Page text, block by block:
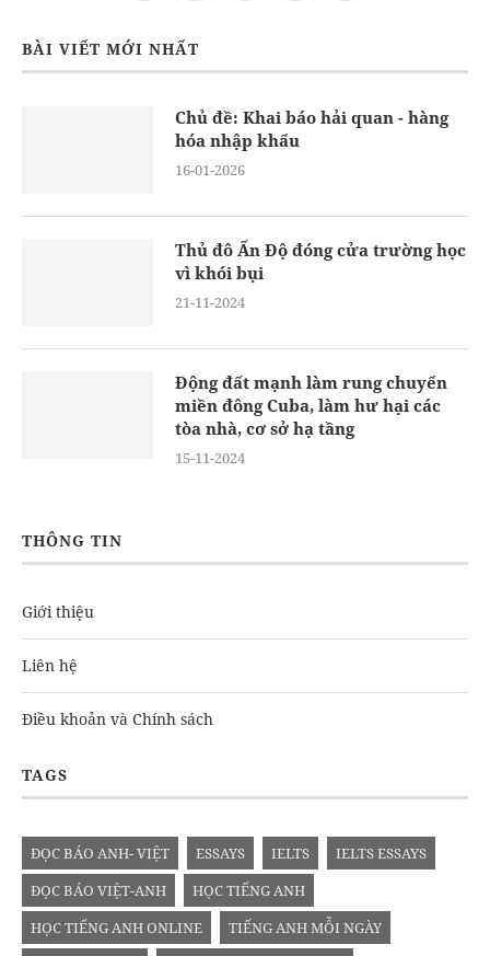
BÀI VIẾT MỚI NHẤT
Chủ đề: Khai báo hải quan - hàng
hóa nhập khẩu
16-01-2026
Thủ đô Ấn Độ đóng cửa trường học
vì khói bụi
21-11-2024
Động đất mạnh làm rung chuyển
miền đông Cuba, làm hư hại các
tòa nhà, cơ sở hạ tầng
15-11-2024
THÔNG TIN
Giới thiệu
Liên hệ
Điều khoản và Chính sách
TAGS
ĐỌC BÁO ANH- VIỆT ESSAYS IELTS
IELTS ESSAYS
ĐỌC BÁO VIỆT-ANH
HỌC TIẾNG ANH
HỌC TIẾNG ANH ONLINE
TIẾNG ANH MỖI NGÀY